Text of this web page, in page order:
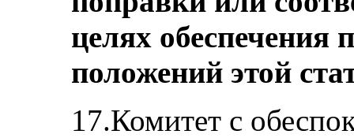
целях обеспечения
положений этой
17.Комитет с